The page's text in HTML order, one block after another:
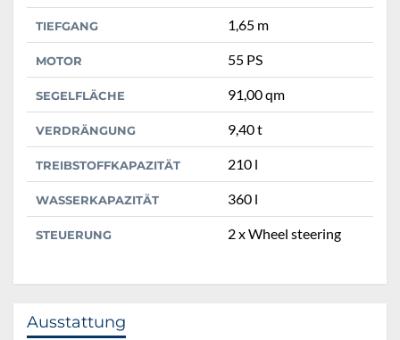
TIEFGANG 1,65 m
MOTOR 55 PS
SEGELFLÄCHE 91,00 qm
VERDRÄNGUNG 9,40 t
TREIBSTOFFKAPAZITÄT 210 l
WASSERKAPAZITÄT 360 l
STEUERUNG 2 x Wheel steering
Ausstattung